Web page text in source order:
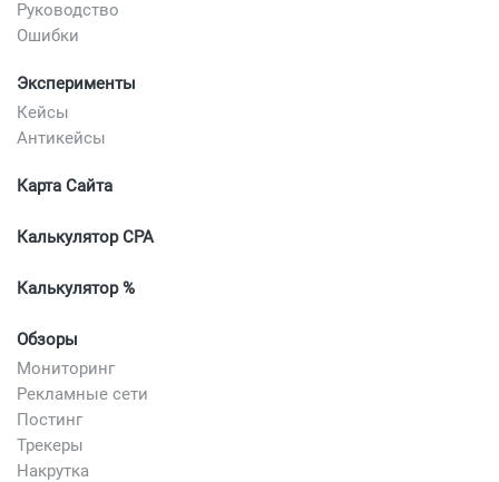
Руководство
Ошибки
Эксперименты
Кейсы
Антикейсы
Карта Сайта
Калькулятор CPA
Калькулятор %
Обзоры
Мониторинг
Рекламные сети
Постинг
Трекеры
Накрутка